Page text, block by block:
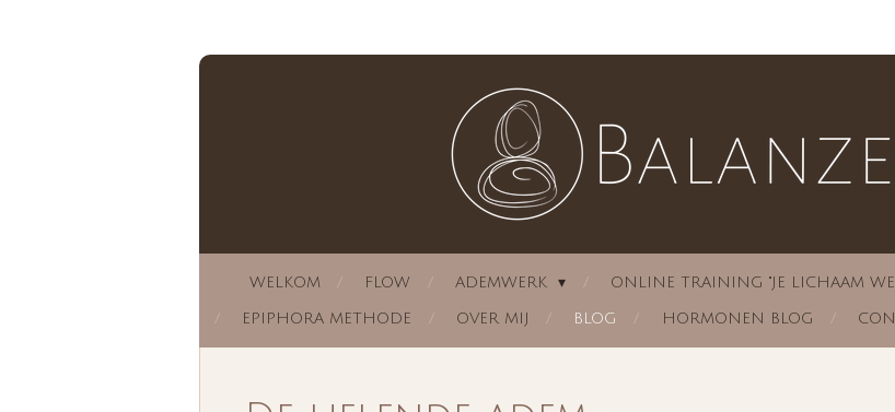
WELKOM FLOW ADEMWERK ONLINE TRAINING "JE LICHAAM
EPIPHORA METHODE OVER MIJ BLOG HORMONEN BLOG